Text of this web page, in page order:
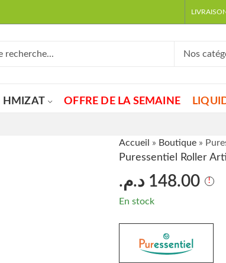
HMIZAT OFFRE DE LA SEMAINE
Accueil » Boutique»
Puressentiel Roller
148.00 د.م.
En stock